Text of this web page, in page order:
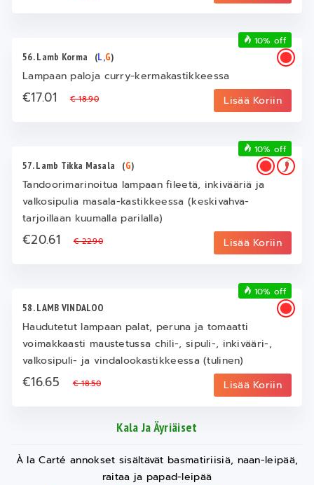
56. Lamb Korma (L,G)
Lampaan paloja curry‑kermakastikkeessa
€17.01€ 18.90 Lisää Koriin
10% off
57. Lamb Tikka Masala (G)
Tandoorimarinoitua lampaan fileetä, inkivääriä ja
valkosipulia masala-kastikkeessa (keskivahva-
tarjoillaan kuumalla parilalla)
€20.61€ 22.90 Lisää Koriin
10% off
58. LAMB VINDALOO
Haudutetut lampaan palat, peruna ja tomaatti
voimakkaasti maustetussa chili-, sipuli-, inkivääri-,
valkosipuli- ja vindalookastikkeessa (tulinen)
€16.65€ 18.50 Lisää Koriin
10% off
Kala Ja Äyriäiset
À la Carté annokset sisältävät basmatiriisiä, naan-leipää,
raitaa ja papad-leipää